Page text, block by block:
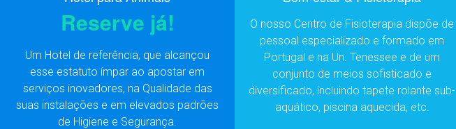
Reserve já!
Um Hotel de referência, que alcançou
esse estatuto ímpar ao apostar em
serviços inovadores, na Qualidade das
suas instalações e em elevados padrões
de Higiene e Segurança.
O nosso Centro de Fisioterapia dispõe de
pessoal especializado e formado em
Portugal e na Un. Tenessee e de um
conjunto de meios sofisticado e
diversificado, incluindo tapete rolante sub-
aquático, piscina aquecida, etc.